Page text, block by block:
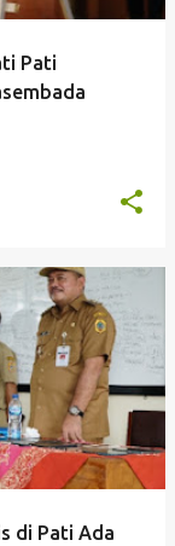
Pati
di Pati Ada